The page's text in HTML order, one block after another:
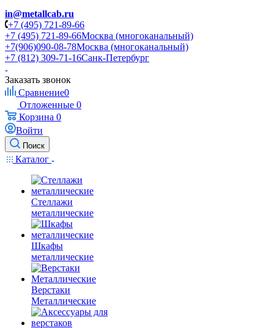
in@metallcab.ru
+7 (495) 721-89-66
+7 (495) 721-89-66Москва (многоканальный)
+7(906)090-08-78Москва (многоканальный)
+7 (812) 309-71-16Санк-Петербург
Заказать звонок
Сравнение0
Отложенные 0
Корзина 0
Войти
Поиск
Каталог
Стеллажи
металлические
Шкафы
металлические
Верстаки
Металлические